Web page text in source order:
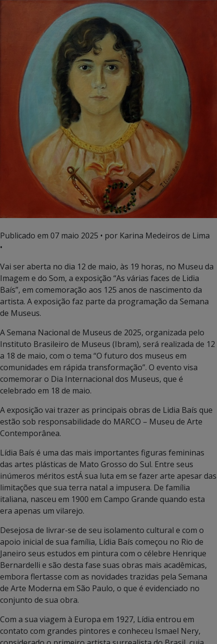
Publicado em 07 maio 2025 • por Karina Medeiros de Lima
•
Vai ser aberta no dia 12 de maio, às 19 horas, no Museu da
Imagem e do Som, a exposição “As várias faces de Lidia
Baís”, em comemoração aos 125 anos de nascimento da
artista. A exposição faz parte da programação da Semana
de Museus.
A Semana Nacional de Museus de 2025, organizada pelo
Instituto Brasileiro de Museus (Ibram), será realizada de 12
a 18 de maio, com o tema “O futuro dos museus em
comunidades em rápida transformação”. O evento visa
comemorar o Dia Internacional dos Museus, que é
celebrado em 18 de maio.
A exposição vai trazer as principais obras de Lidia Baís que
estão sob responsabilidade do MARCO – Museu de Arte
Contemporânea.
Lídia Baís é uma das mais importantes figuras femininas
das artes plásticas de Mato Grosso do Sul. Entre seus
inúmeros méritos estÁ sua luta em se fazer arte apesar das
limitações que sua terra natal a impusera. De família
italiana, nasceu em 1900 em Campo Grande quando esta
era apenas um vilarejo.
Desejosa de livrar-se de seu isolamento cultural e com o
apoio inicial de sua família, Lídia Baís começou no Rio de
Janeiro seus estudos em pintura com o célebre Henrique
Bernardelli e são desta fase suas obras mais acadêmicas,
embora flertasse com as novidades trazidas pela Semana
de Arte Moderna em São Paulo, o que é evidenciado no
conjunto de sua obra.
Com a sua viagem à Europa em 1927, Lídia entrou em
contato com grandes pintores e conheceu Ismael Nery,